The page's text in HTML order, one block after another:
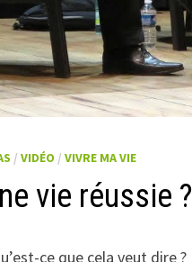
/VIDÉO /VIVRE MA VIE
vie réussie ?
ce que cela veut dire ?